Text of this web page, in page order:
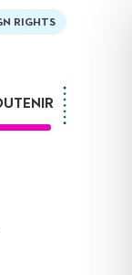
RIGHTS